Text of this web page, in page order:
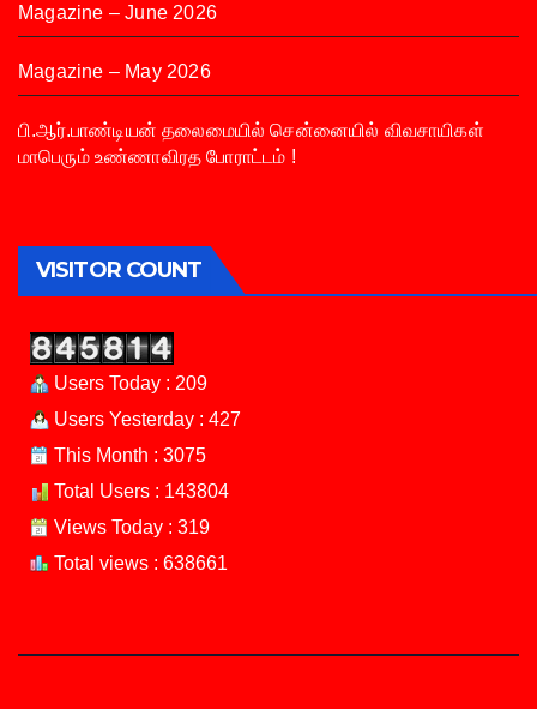
Magazine – June 2026
Magazine – May 2026
பி.ஆர்.பாண்டியன் தலைமையில் சென்னையில் விவசாயிகள்
மாபெரும் உண்ணாவிரத போராட்டம் !
VISITOR COUNT
Users Today : 209
Users Yesterday : 427
This Month : 3075
Total Users : 143804
Views Today : 319
Total views : 638661